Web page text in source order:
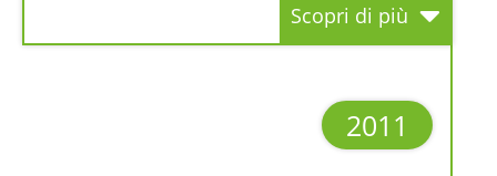
Scopri di più
2011